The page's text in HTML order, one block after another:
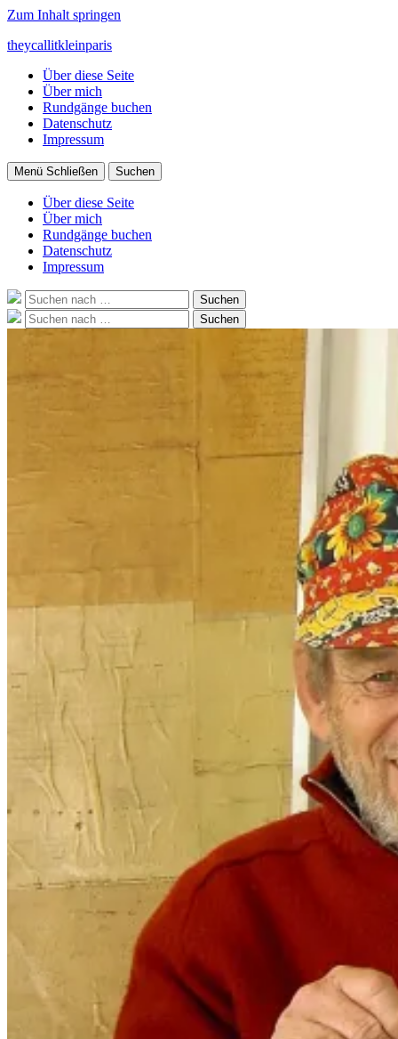
Zum Inhalt springen
theycallitkleinparis
Über diese Seite
Über mich
Rundgänge buchen
Datenschutz
Impressum
Menü Schließen Suchen
Über diese Seite
Über mich
Rundgänge buchen
Datenschutz
Impressum
Suche
nach:
Suchen
Suche
nach:
Suchen